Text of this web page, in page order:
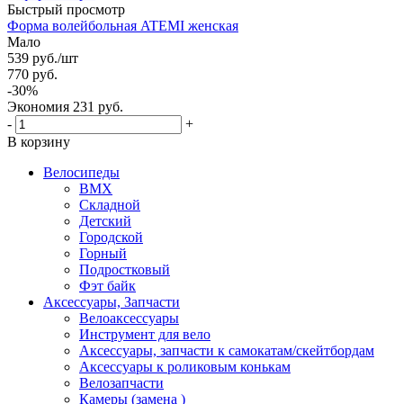
Быстрый просмотр
Форма волейбольная ATEMI женская
Мало
539 руб./шт
770 руб.
-30%
Экономия 231 руб.
-
+
В корзину
Велосипеды
BMX
Складной
Детский
Городской
Горный
Подростковый
Фэт байк
Аксессуары, Запчасти
Велоаксессуары
Инструмент для вело
Аксессуары, запчасти к самокатам/скейтбордам
Аксессуары к роликовым конькам
Велозапчасти
Камеры (замена )